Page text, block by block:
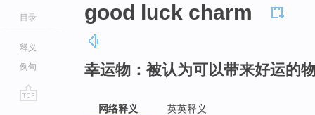
目录
释义
例句
good luck charm
幸运物：被认为可以带来好运的
网络释义 英英释义